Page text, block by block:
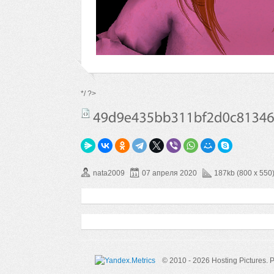
*/ ?>
nata2009 07 апреля 2020 187kb (800 x 550)
© 2010 - 2026 Hosting Pictures.